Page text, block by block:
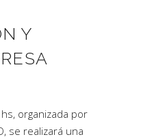
Y
organizada por
se realizará una